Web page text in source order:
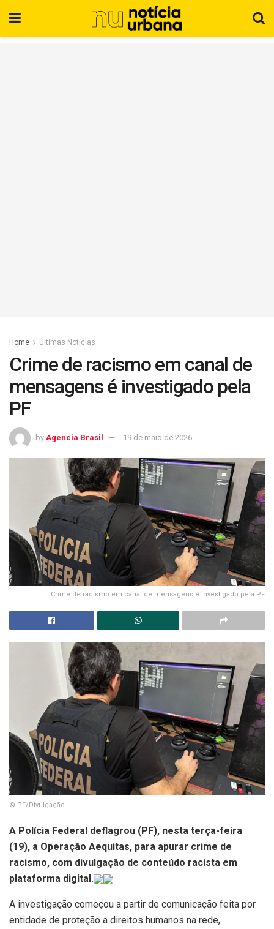
Home Últimas Notícias
Crime de racismo em canal de
mensagens é investigado pela
PF
by Agencia Brasil 19 de maio de 2026
Crime de racismo em canal de mensagens é investigado pela PF
© PF/Divulgação
A Polícia Federal deflagrou (PF), nesta terça-feira
(19), a Operação Aequitas, para apurar crime de
racismo, com divulgação de conteúdo racista em
plataforma digital.
A investigação começou a partir de comunicação feita por
entidade de proteção a direitos humanos na rede,